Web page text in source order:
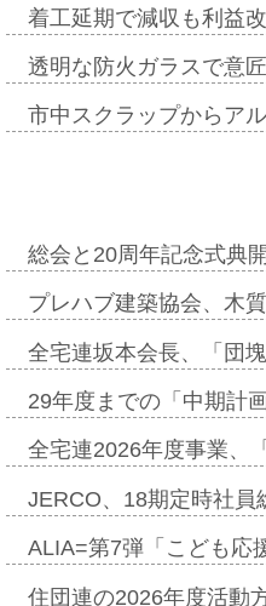
着工延期で減収も利益
透明な防火ガラスで意
市中スクラップからア
総会と20周年記念式典
プレハブ建築協会、木
全宅連坂本会長、「団
29年度までの「中期計
全宅連2026年度事業、
JERCO、18期定時社
ALIA=第7弾「こども応
住団連の2026年度活動